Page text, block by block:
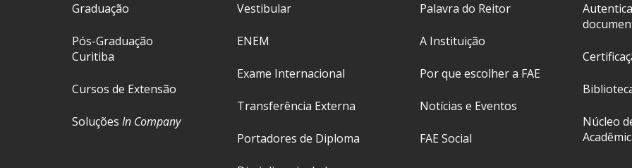
Graduação
Pós-Graduação
Curitiba
Cursos de Extensão
Soluções In Company
Vestibular
ENEM
Exame Internacional
Transferência Externa
Portadores de Diploma
Palavra do Reitor
A Instituição
Por que escolher a FAE
Notícias e Eventos
FAE Social
Núcleo